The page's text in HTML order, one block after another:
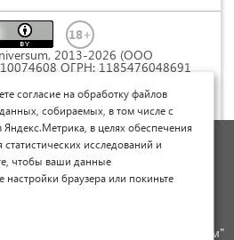
2013-2026 (ООО
ОГРН: 1185476048691
(«Атрибуция») 4.0
персональных данных
оферты
научную статью
журнал "Юниверсум"
согласие на обработку файлов
собираемых, в том числе с
Яндекс.Метрика, в целях обеспечения
исследований и
чтобы ваши данные
настройки браузера или покиньте